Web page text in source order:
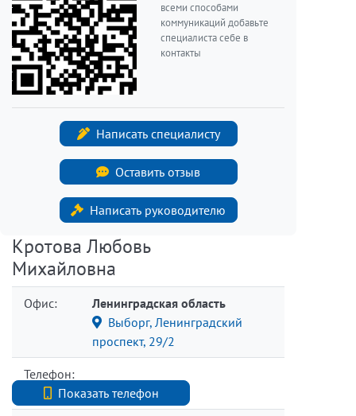
всеми способами
коммуникаций добавьте
специалиста себе в
контакты
Написать специалисту
Оставить отзыв
Написать руководителю
Кротова Любовь
Михайловна
Офис:
Ленинградская область
Выборг, Ленинградский
проспект, 29/2
Телефон:
Показать телефон
+7 8127407040